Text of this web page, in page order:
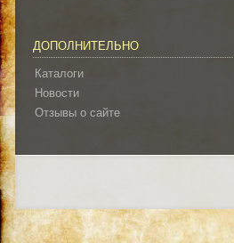
ДОПОЛНИТЕЛЬНО
Каталоги
Новости
Отзывы о сайте